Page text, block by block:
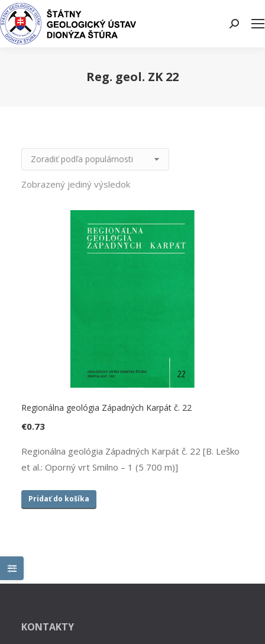
Search:
Reg. geol. ZK 22
Zobrazený jediný výsledok
Regionálna geológia Západných Karpát č. 22
€0.73
Regionálna geológia Západných Karpát č. 22 [B. Leško
et al.: Oporný vrt Smilno – 1 (5 700 m)]
Pridať do košíka
KONTAKTY